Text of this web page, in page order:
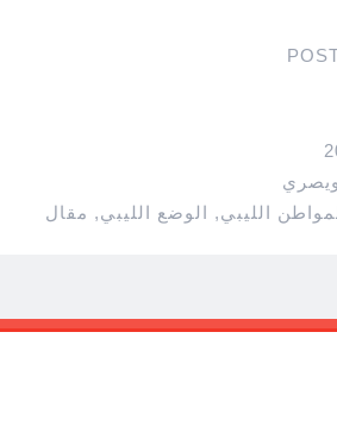
الليبي, الوضع الليبي, مقال